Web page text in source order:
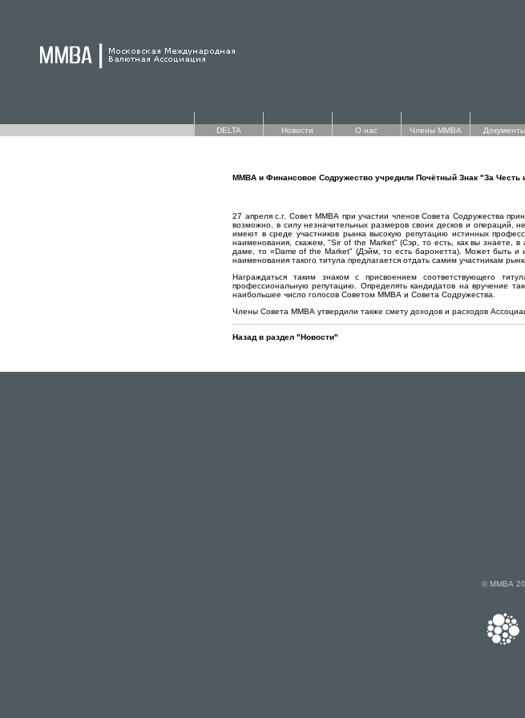
DELTA Новости О нас Члены ММВА Документы
ММВА и Финансовое Содружество учредили Почётный Знак "За
27 апреля с.г. Совет ММВА при участии членов Совета Содружества
возможно, в силу незначительных размеров своих десков и операций,
имеют в среде участников рынка высокую репутацию истинных
наименования, скажем, "Sir of the Market" (Сэр, то есть, как вы знаете,
даме, то «Dame of the Market" (Дэйм, то есть баронетта). Может быть
наименования такого титула предлагается отдать самим участникам
Награждаться таким знаком с присвоением соответствующего
профессиональную репутацию. Определять кандидатов на вручение
наибольшее число голосов Советом ММВА и Совета Содружества.
Члены Совета ММВА утвердили также смету доходов и расходов
Назад в раздел "Новости"
© ММВА